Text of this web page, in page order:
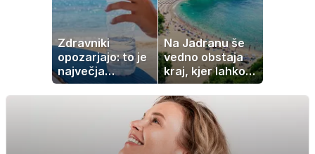
Zdravniki
opozarjajo: to je
največja
napaka, ki jo
ljudje delajo med
Na Jadranu še
vedno obstaja
kraj, kjer lahko
dopustujete
poceni:
nastanitev že od
10 evrov, kosilo
za pet evrov